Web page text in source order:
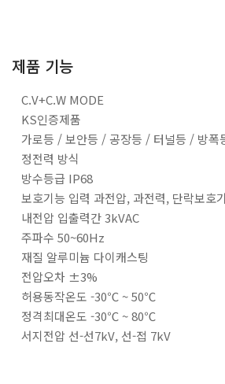
제품 기능
C.V+C.W MODE
KS인증제품
가로등 / 보안등 / 공장등 / 터널등 / 방폭
정전력 방식
방수등급 IP68
보호기능 입력 과전압, 과전력, 단락보호기
내전압 입출력간 3kVAC
주파수 50~60Hz
재질 알루미늄 다이캐스팅
전압오차 ±3%
허용동작온도 -30℃ ~ 50℃
정격최대온도 -30℃ ~ 80℃
서지전압 선-선7kV, 선-접 7kV